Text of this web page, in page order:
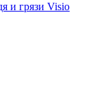
и грязи Visio